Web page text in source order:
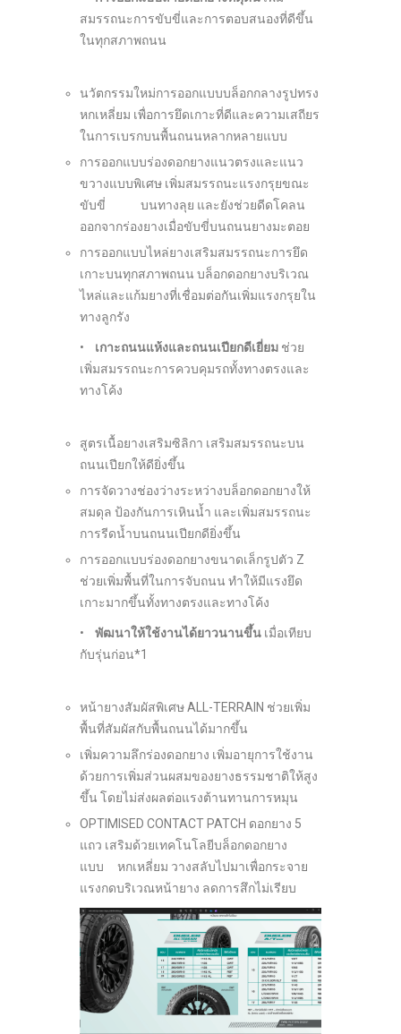
สมรรถนะการขับขี่และการตอบสนองที่ดีขึ้น
ในทุกสภาพถนน
นวัตกรรมใหม่การออกแบบบล็อกกลางรูปทรง
หกเหลี่ยม เพื่อการยึดเกาะที่ดีและความเสถียร
ในการเบรกบนพื้นถนนหลากหลายแบบ
การออกแบบร่องดอกยางแนวตรงและแนว
ขวางแบบพิเศษ เพิ่มสมรรถนะแรงกรุยขณะ
ขับขี่ บนทางลุย และยังช่วยดีดโคลน
ออกจากร่องยางเมื่อขับขี่บนถนนยางมะตอย
การออกแบบไหล่ยางเสริมสมรรถนะการยึด
เกาะบนทุกสภาพถนน บล็อกดอกยางบริเวณ
ไหล่และแก้มยางที่เชื่อมต่อกันเพิ่มแรงกรุยใน
ทางลูกรัง
• เกาะถนนแห้งและถนนเปียกดีเยี่ยม ช่วย
เพิ่มสมรรถนะการควบคุมรถทั้งทางตรงและ
ทางโค้ง
สูตรเนื้อยางเสริมซิลิกา เสริมสมรรถนะบน
ถนนเปียกให้ดียิ่งขึ้น
การจัดวางช่องว่างระหว่างบล็อกดอกยางให้
สมดุล ป้องกันการเหินน้ำ และเพิ่มสมรรถนะ
การรีดน้ำบนถนนเปียกดียิ่งขึ้น
การออกแบบร่องดอกยางขนาดเล็กรูปตัว Z
ช่วยเพิ่มพื้นที่ในการจับถนน ทำให้มีแรงยึด
เกาะมากขึ้นทั้งทางตรงและทางโค้ง
• พัฒนาให้ใช้งานได้ยาวนานขึ้น เมื่อเทียบ
กับรุ่นก่อน*1
หน้ายางสัมผัสพิเศษ ALL-TERRAIN ช่วยเพิ่ม
พื้นที่สัมผัสกับพื้นถนนได้มากขึ้น
เพิ่มความลึกร่องดอกยาง เพิ่มอายุการใช้งาน
ด้วยการเพิ่มส่วนผสมของยางธรรมชาติให้สูง
ขึ้น โดยไม่ส่งผลต่อแรงต้านทานการหมุน
OPTIMISED CONTACT PATCH ดอกยาง 5
แถว เสริมด้วยเทคโนโลยีบล็อกดอกยาง
แบบ หกเหลี่ยม วางสลับไปมาเพื่อกระจาย
แรงกดบริเวณหน้ายาง ลดการสึกไม่เรียบ